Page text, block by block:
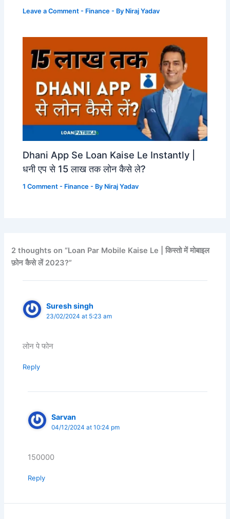
Leave a Comment - Finance - By Niraj Yadav
Dhani App Se Loan Kaise Le Instantly |
धनी एप से 15 लाख तक लोन कैसे ले?
1 Comment - Finance - By Niraj Yadav
2 thoughts on “Loan Par Mobile Kaise Le | किस्तो में मोबाइल
फ़ोन कैसे लें 2023?”
Suresh singh
23/02/2024 at 5:23 am
लोन पे फोन
Reply
Sarvan
04/12/2024 at 10:24 pm
150000
Reply